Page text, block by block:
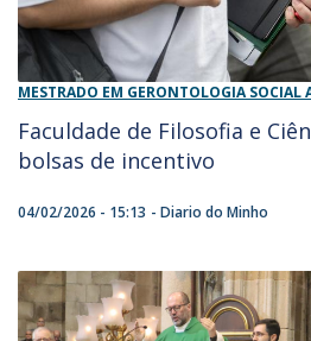
MESTRADO EM GERONTOLOGIA SOCIAL
Faculdade de Filosofia e
bolsas de incentivo
04/02/2026 - 15:13 Diario do Minho